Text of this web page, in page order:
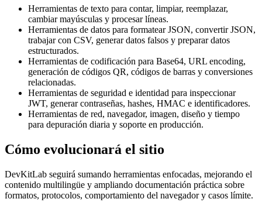
Herramientas de texto para contar, limpiar, reemplazar,
cambiar mayúsculas y procesar líneas.
Herramientas de datos para formatear JSON, convertir JSON,
trabajar con CSV, generar datos falsos y preparar datos
estructurados.
Herramientas de codificación para Base64, URL encoding,
generación de códigos QR, códigos de barras y conversiones
relacionadas.
Herramientas de seguridad e identidad para inspeccionar
JWT, generar contraseñas, hashes, HMAC e identificadores.
Herramientas de red, navegador, imagen, diseño y tiempo
para depuración diaria y soporte en producción.
Cómo evolucionará el sitio
DevKitLab seguirá sumando herramientas enfocadas, mejorando el
contenido multilingüe y ampliando documentación práctica sobre
formatos, protocolos, comportamiento del navegador y casos límite.